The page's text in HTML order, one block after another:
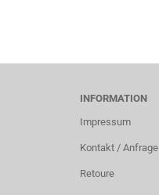
INFORMATION
Impressum
Kontakt / Anfrage
Retoure